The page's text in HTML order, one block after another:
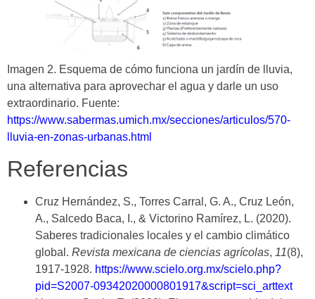
Imagen 2. Esquema de cómo funciona un jardín de lluvia,
una alternativa para aprovechar el agua y darle un uso
extraordinario. Fuente:
https://www.sabermas.umich.mx/secciones/articulos/570-
lluvia-en-zonas-urbanas.html
Referencias
Cruz Hernández, S., Torres Carral, G. A., Cruz León,
A., Salcedo Baca, I., & Victorino Ramírez, L. (2020).
Saberes tradicionales locales y el cambio climático
global. Revista mexicana de ciencias agrícolas, 11(8),
1917-1928. https://www.scielo.org.mx/scielo.php?
pid=S2007-09342020000801917&script=sci_arttext